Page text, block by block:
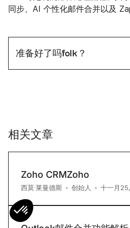
同步、AI 个性化邮件合并以及
准备好了吗folk？
相关文章
Zoho CRMZoho
西莫·莱曼德斯 • 创始人 • 十一月